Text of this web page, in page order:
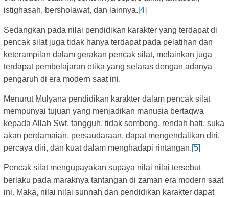
istighasah, bersholawat, dan lainnya.[4]
Sedangkan pada nilai pendidikan karakter yang terdapat di
pencak silat juga tidak hanya terdapat pada pelatihan dan
keterampilan dalam gerakan pencak silat, melainkan juga
terdapat pembelajaran etika yang selaras dengan adanya
pengaruh di era modern saat ini.
Menurut Mulyana pendidikan karakter dalam pencak silat
mempunyai tujuan yang menjadikan manusia bertaqwa
kepada Allah Swt, tangguh, tidak sombong, rendah hati, suka
akan perdamaian, persaudaraan, dapat mengendalikan diri,
percaya diri, dan kuat dalam menghadapi rintangan.[5]
Pencak silat mengupayakan supaya nilai nilai tersebut
berlaku pada maraknya tantangan di zaman era modern saat
ini. Maka, nilai nilai sunnah dan pendidikan karakter dapat